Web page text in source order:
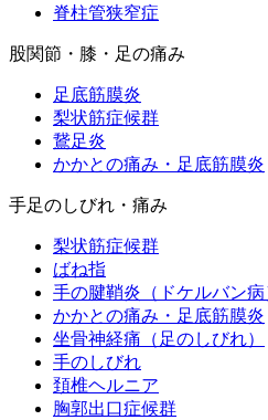
脊柱管狭窄症
股関節・膝・足の痛み
足底筋膜炎
梨状筋症候群
鵞足炎
かかとの痛み・足底筋膜炎
手足のしびれ・痛み
梨状筋症候群
ばね指
手の腱鞘炎（ドケルバン病
かかとの痛み・足底筋膜炎
坐骨神経痛（足のしびれ）
手のしびれ
頚椎ヘルニア
胸郭出口症候群